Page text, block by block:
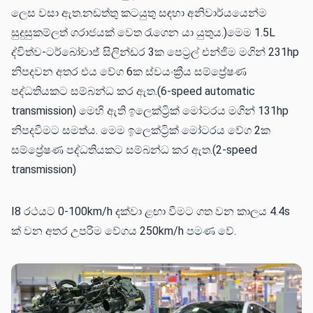
ලෙස වසා ඇත.නඩත්තු කටයුතු සඳහා අනිවාර්යයෙන්ම
සුදුසුකම්ලත් ගරාජයක් වෙත රැගෙන යා යුතුය.)මෙම 1.5L
ද්විත්ව-ටර්බෝචාජ් සිලින්ඩර 3ක පෙට්‍රල් එන්ජිම මගින් 231hp
නිපදවන අතර එය වේග 6ක ස්වයංක්‍රීය සම්ප්‍රේෂණ
පද්ධතියකට සම්බන්ධ කර ඇත.(6-speed automatic
transmission) මෙහි ඇති ඉලෙක්ට්‍රික් මෝටරය මගින් 131hp
නිපදවීමට සමත්ය. මෙම ඉලෙක්ට්‍රික් මෝටරය වේග 2ක
සම්ප්‍රේෂණ පද්ධතියකට සම්බන්ධ කර ඇත.(2-speed
transmission)
I8 රථයට 0-100km/h දක්වා ළඟා වීමට ගත වන කාලය 4.4s
ක් වන අතර උපරිම වේගය 250km/h පමණ වේ.